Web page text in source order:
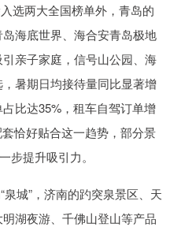
选两大全国榜单外，青岛的
海底世界、海合安青岛极地
亲子家庭，信号山公园、海
暑期日均接待量同比显著增
比达35%，租车自驾订单增
恰好贴合这一趋势，部分景
步提升吸引力。
泉城”，济南的趵突泉景区、天
湖夜游、千佛山登山等产品